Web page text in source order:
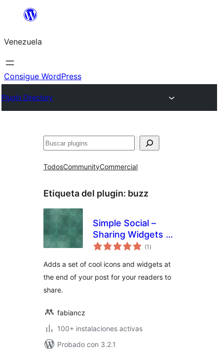
Saltar
contenido
Venezuela
Consigue WordPress
Plugin Directory
Buscar
TodosCommunityCommercial
Etiqueta del plugin: buzz
Simple Social –
Sharing Widgets &
Icons Updated
(1 total
de
)
Adds a set of cool icons and widgets at
the end of your post for your readers to
share.
fabiancz
100+ instalaciones activas
Probado con 3.2.1